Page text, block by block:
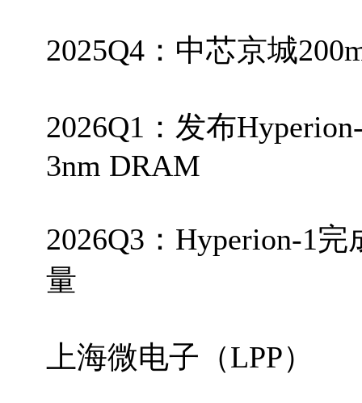
2025Q4：中芯京城
2026Q1：发布
3nm DRAM
2026Q3：Hyperion-1
量
上海微电子（LPP）